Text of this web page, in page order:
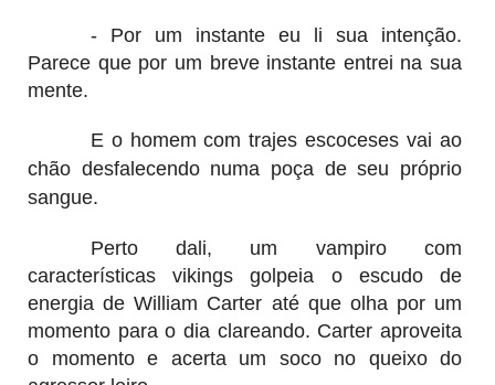
- Por um instante eu li sua intenção.
Parece que por um breve instante entrei na sua
mente.
E o homem com trajes escoceses vai ao
chão desfalecendo numa poça de seu próprio
sangue.
Perto dali, um vampiro com
características vikings golpeia o escudo de
energia de William Carter até que olha por um
momento para o dia clareando. Carter aproveita
o momento e acerta um soco no queixo do